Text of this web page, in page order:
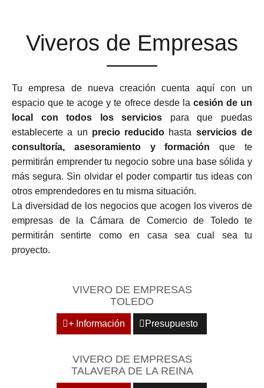
Viveros de Empresas
Tu empresa de nueva creación cuenta aquí con un
espacio que te acoge y te ofrece desde la cesión de un
local con todos los servicios para que puedas
establecerte a un precio reducido hasta servicios de
consultoría, asesoramiento y formación que te
permitirán emprender tu negocio sobre una base sólida y
más segura. Sin olvidar el poder compartir tus ideas con
otros emprendedores en tu misma situación.
La diversidad de los negocios que acogen los viveros de
empresas de la Cámara de Comercio de Toledo te
permitirán sentirte como en casa sea cual sea tu
proyecto.
VIVERO DE EMPRESAS
TOLEDO
+ Información Presupuesto
VIVERO DE EMPRESAS
TALAVERA DE LA REINA